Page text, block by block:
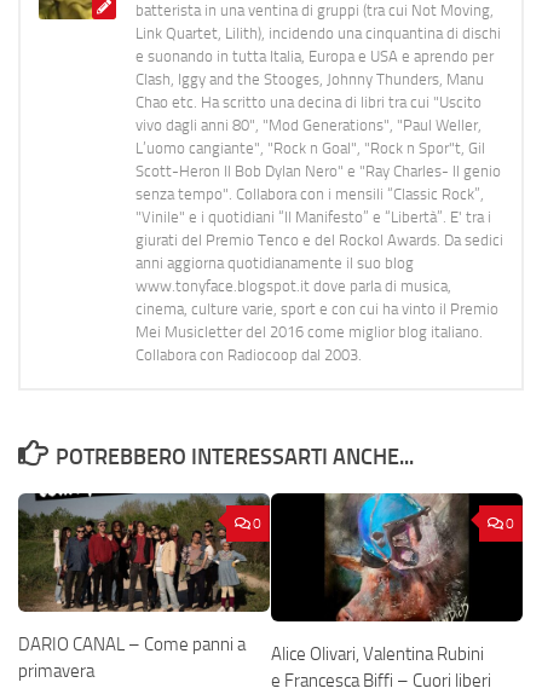
batterista in una ventina di gruppi (tra cui Not Moving,
Link Quartet, Lilith), incidendo una cinquantina di dischi
e suonando in tutta Italia, Europa e USA e aprendo per
Clash, Iggy and the Stooges, Johnny Thunders, Manu
Chao etc. Ha scritto una decina di libri tra cui "Uscito
vivo dagli anni 80", "Mod Generations", "Paul Weller,
L’uomo cangiante", "Rock n Goal", "Rock n Spor"t, Gil
Scott-Heron Il Bob Dylan Nero" e "Ray Charles- Il genio
senza tempo". Collabora con i mensili “Classic Rock”,
"Vinile" e i quotidiani “Il Manifesto” e “Libertà”. E' tra i
giurati del Premio Tenco e del Rockol Awards. Da sedici
anni aggiorna quotidianamente il suo blog
www.tonyface.blogspot.it dove parla di musica,
cinema, culture varie, sport e con cui ha vinto il Premio
Mei Musicletter del 2016 come miglior blog italiano.
Collabora con Radiocoop dal 2003.
POTREBBERO INTERESSARTI ANCHE...
0
DARIO CANAL – Come panni a
primavera
0
Alice Olivari, Valentina Rubini
e Francesca Biffi – Cuori liberi